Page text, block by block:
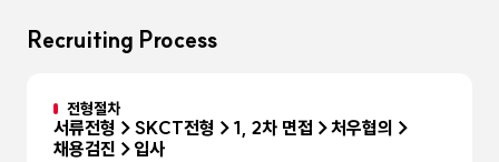
Recruiting Process
전형절차
서류전형→SKCT전형→1, 2차 면접→처우협의→
채용검진→입사